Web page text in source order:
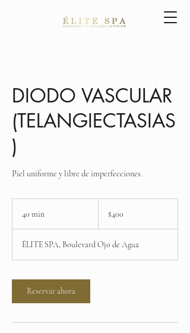
DIODO VASCULAR
(TELANGIECTASIAS
)
Piel uniforme y libre de imperfecciones.
40 min
m
i
mexicanos
$400
ÉLITE SPA, Boulevard Ojo de Agua
Reservar ahora